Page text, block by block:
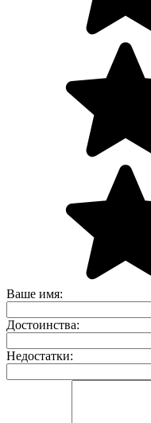
Ваше имя:
Достоинства:
Недостатки: